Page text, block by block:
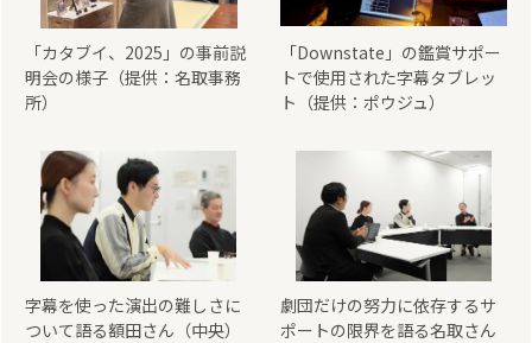
「カタブイ、2025」の事前説
明会の様子（提供：名取事務
所）
「Downstate」の鑑賞サポー
トで使用された字幕タブレッ
ト（提供：ポウジュ）
字幕を使った演出の難しさに
ついて語る額田さん（中央）
劇団だけの努力に依存するサ
ポートの限界を語る名取さん